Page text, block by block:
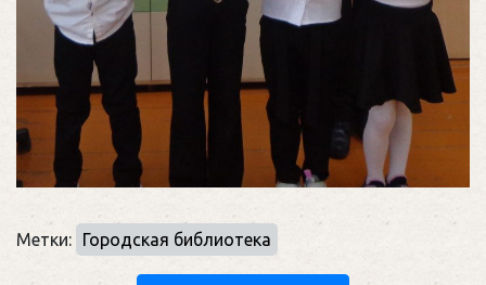
Метки: Городская библиотека